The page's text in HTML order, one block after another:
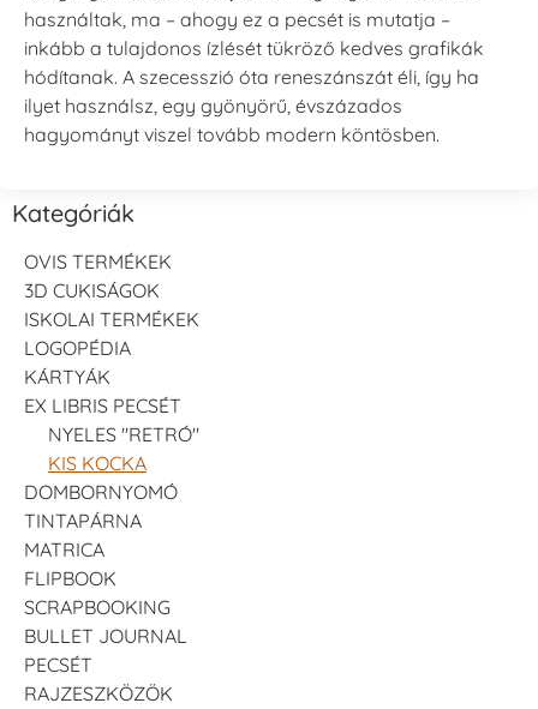
használtak, ma – ahogy ez a pecsét is mutatja –
inkább a tulajdonos ízlését tükröző kedves grafikák
hódítanak. A szecesszió óta reneszánszát éli, így ha
ilyet használsz, egy gyönyörű, évszázados
hagyományt viszel tovább modern köntösben.
Kategóriák
OVIS TERMÉKEK
3D CUKISÁGOK
ISKOLAI TERMÉKEK
LOGOPÉDIA
KÁRTYÁK
EX LIBRIS PECSÉT
NYELES "RETRÓ"
KIS KOCKA
DOMBORNYOMÓ
TINTAPÁRNA
MATRICA
FLIPBOOK
SCRAPBOOKING
BULLET JOURNAL
PECSÉT
RAJZESZKÖZÖK